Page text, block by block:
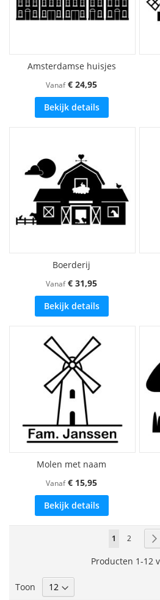
Amsterdamse huisjes
Vanaf € 24,95
Bekijk details
Boerderij
Vanaf € 31,95
Bekijk details
Molen met naam
Vanaf € 15,95
Bekijk details
Pagina
U
lees
1 Pagina
2
Producten 1-12
Toon